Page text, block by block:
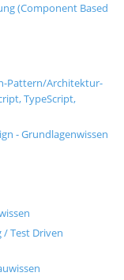
(Component Based
Pattern/Architektur-
TypeScript,
- Grundlagenwissen
Test Driven